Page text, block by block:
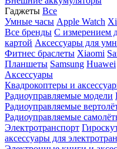
Гаджеты Все
Умные часы Apple Watch
Все бренды C измерением
картой Аксессуары для
Фитнес браслеты Xiaomi
Планшеты Samsung Huawei
Аксессуары
Квадрокоптеры и
Радиоуправляемые модели
Радиоуправляемые
Радиоуправляемые
Электротранспорт
аксессуары для